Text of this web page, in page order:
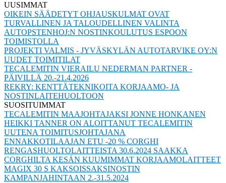
UUSIMMAT
OIKEIN SÄÄDETYT OHJAUSKULMAT OVAT
TURVALLINEN JA TALOUDELLINEN VALINTA
AUTOPSTENHOJ:N NOSTINKOULUTUS ESPOON
TOIMISTOLLA
PROJEKTI VALMIS - JYVÄSKYLÄN AUTOTARVIKE OY:N
UUDET TOIMITILAT
TECALEMITIN VIERAILU NEDERMAN PARTNER -
PÄIVILLÄ 20.-21.4.2026
REKRY: KENTTÄTEKNIKOITA KORJAAMO- JA
NOSTINLAITEHUOLTOON
SUOSITUIMMAT
TECALEMITIN MAAJOHTAJAKSI JONNE HONKANEN
HEIKKI TANNER ON ALOITTANUT TECALEMITIN
UUTENA TOIMITUSJOHTAJANA
ENNAKKOTILAAJAN ETU -20 % CORGHI
RENGASHUOLTOLAITTEISTA 30.6.2024 SAAKKA
CORGHILTA KESÄN KUUMIMMAT KORJAAMOLAITTEET
MAGIX 30 S KAKSOISSAKSINOSTIN
KAMPANJAHINTAAN 2.-31.5.2024